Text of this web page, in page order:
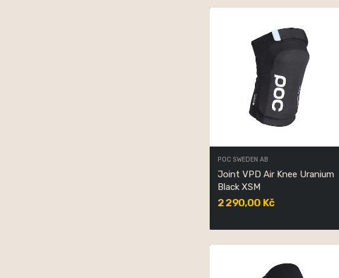
POC SWEDEN AB
Joint VPD Air Knee Uranium
Black XSM
2 290,00 Kč